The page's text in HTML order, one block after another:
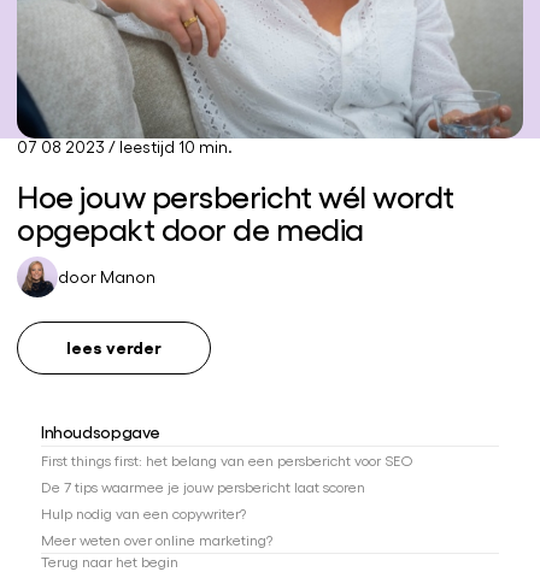
07 08 2023 / leestijd 10 min.
Hoe jouw persbericht wél wordt
opgepakt door de media
door Manon
lees verder
Inhoudsopgave
First things first: het belang van een persbericht voor SEO
De 7 tips waarmee je jouw persbericht laat scoren
Hulp nodig van een copywriter?
Meer weten over online marketing?
Terug naar het begin